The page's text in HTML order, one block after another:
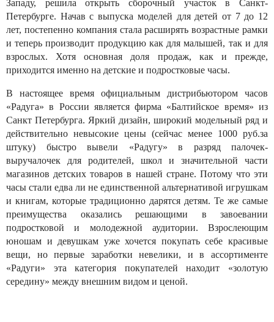
Западу, решила открыть сборочный участок в Санкт-
Петербурге. Начав с выпуска моделей для детей от 7 до 12
лет, постепенно компания стала расширять возрастные рамки
и теперь производит продукцию как для малышей, так и для
взрослых. Хотя основная доля продаж, как и прежде,
приходится именно на детские и подростковые часы.
В настоящее время официальным дистрибьютором часов
«Радуга» в России является фирма «Балтийское время» из
Санкт Петербурга. Яркий дизайн, широкий модельный ряд и
действительно невысокие цены (сейчас менее 1000 руб.за
штуку) быстро вывели «Радугу» в разряд палочек-
выручалочек для родителей, школ и значительной части
магазинов детских товаров в нашей стране. Потому что эти
часы стали едва ли не единственной альтернативой игрушкам
и книгам, которые традиционно дарятся детям. Те же самые
преимущества оказались решающими в завоевании
подростковой и молодежной аудитории. Взрослеющим
юношам и девушкам уже хочется покупать себе красивые
вещи, но первые заработки невелики, и в ассортименте
«Радуги» эта категория покупателей находит «золотую
середину» между внешним видом и ценой.